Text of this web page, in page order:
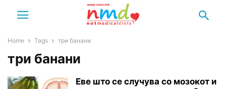
Home Tags три банани
три банани
Еве што се случува со мозокот и